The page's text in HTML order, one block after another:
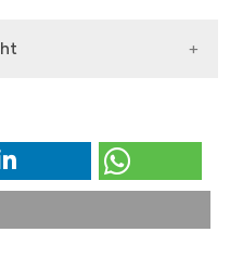
approccio etico e